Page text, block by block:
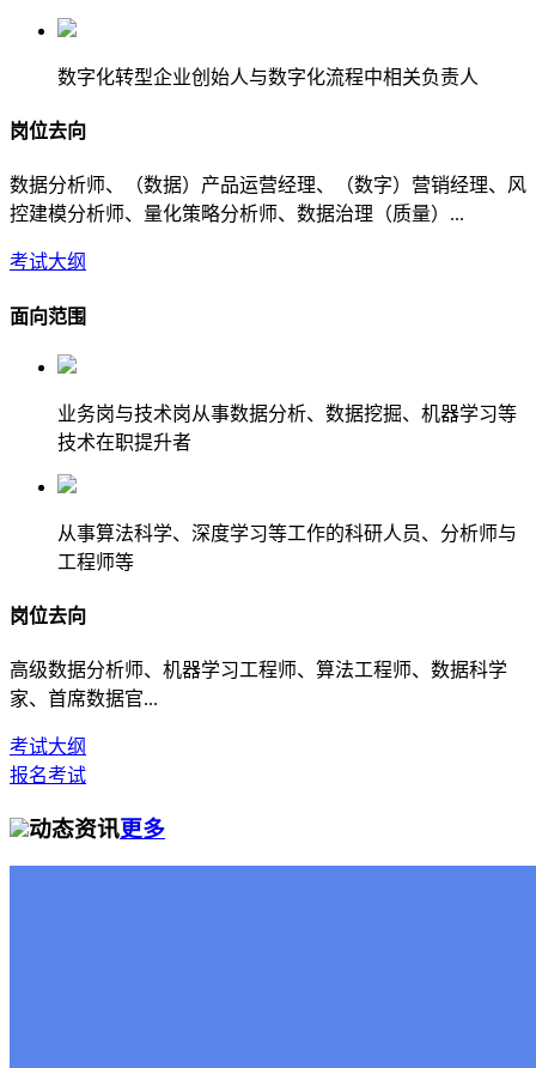
数字化转型企业创始人与数字化流程中相关负责人
岗位去向
数据分析师、（数据）产品运营经理、（数字）营销经理、风
控建模分析师、量化策略分析师、数据治理（质量）...
考试大纲
面向范围
业务岗与技术岗从事数据分析、数据挖掘、机器学习等
技术在职提升者
从事算法科学、深度学习等工作的科研人员、分析师与
工程师等
岗位去向
高级数据分析师、机器学习工程师、算法工程师、数据科学
家、首席数据官...
考试大纲
报名考试
动态资讯更多